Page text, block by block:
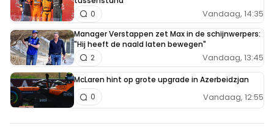
Vandaag, 14:35
0
Manager Verstappen zet Max in de schijnwerpers:
"Hij heeft de naald laten bewegen"
Vandaag, 13:45
2
McLaren hint op grote upgrade in Azerbeidzjan
Vandaag, 12:55
0